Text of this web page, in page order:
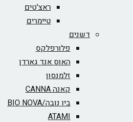
ראצ'טים
טיימרים
דשנים
פלורפלקס
האוס אנד גארדן
זלמנסון
קאנה CANNA
ביו נובה/BIO NOVA‏
ATAMI